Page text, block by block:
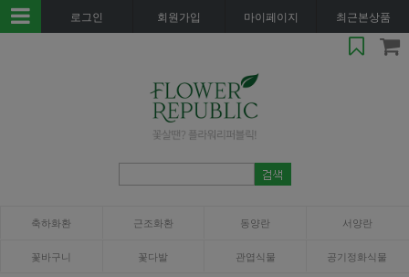
로그인 회원가입 마이페이지 최근본상품
축하화환 근조화환 동양란 서양란
꽃바구니 꽃다발 관엽식물 공기정화식물